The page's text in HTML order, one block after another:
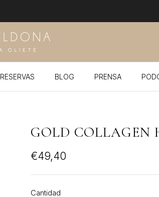
RESERVAS BLOG PRENSA
GOLD COLLAGEN
€49,40
Cantidad